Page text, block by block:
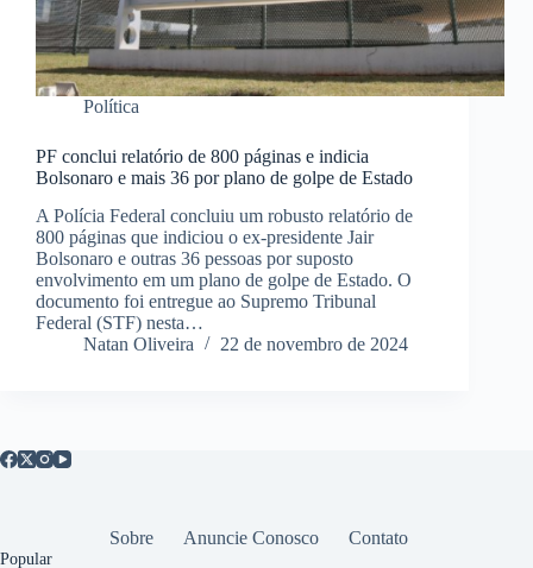
Política
PF conclui relatório de 800 páginas e indicia
Bolsonaro e mais 36 por plano de golpe de Estado
A Polícia Federal concluiu um robusto relatório de
800 páginas que indiciou o ex-presidente Jair
Bolsonaro e outras 36 pessoas por suposto
envolvimento em um plano de golpe de Estado. O
documento foi entregue ao Supremo Tribunal
Federal (STF) nesta…
Natan Oliveira
22 de novembro de 2024
Sobre Anuncie Conosco Contato
Popular